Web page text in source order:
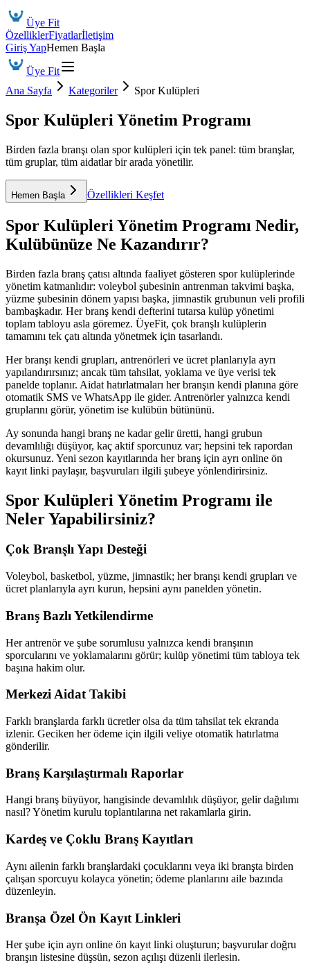
Üye Fit
ÖzelliklerFiyatlarİletişim
Giriş YapHemen Başla
Üye Fit
Ana Sayfa
Kategoriler Spor Kulüpleri
Spor Kulüpleri Yönetim Programı
Birden fazla branşı olan spor kulüpleri için tek panel: tüm branşlar,
tüm gruplar, tüm aidatlar bir arada yönetilir.
Hemen Başla Özellikleri Keşfet
Spor Kulüpleri Yönetim Programı Nedir,
Kulübünüze Ne Kazandırır?
Birden fazla branş çatısı altında faaliyet gösteren spor kulüplerinde
yönetim katmanlıdır: voleybol şubesinin antrenman takvimi başka,
yüzme şubesinin dönem yapısı başka, jimnastik grubunun veli profili
bambaşkadır. Her branş kendi defterini tutarsa kulüp yönetimi
toplam tabloyu asla göremez. ÜyeFit, çok branşlı kulüplerin
tamamını tek çatı altında yönetmek için tasarlandı.
Her branşı kendi grupları, antrenörleri ve ücret planlarıyla ayrı
yapılandırırsınız; ancak tüm tahsilat, yoklama ve üye verisi tek
panelde toplanır. Aidat hatırlatmaları her branşın kendi planına göre
otomatik SMS ve WhatsApp ile gider. Antrenörler yalnızca kendi
gruplarını görür, yönetim ise kulübün bütününü.
Ay sonunda hangi branş ne kadar gelir üretti, hangi grubun
devamlılığı düşüyor, kaç aktif sporcunuz var; hepsini tek rapordan
okursunuz. Yeni sezon kayıtlarında her branş için ayrı online ön
kayıt linki paylaşır, başvuruları ilgili şubeye yönlendirirsiniz.
Spor Kulüpleri Yönetim Programı ile
Neler Yapabilirsiniz?
Çok Branşlı Yapı Desteği
Voleybol, basketbol, yüzme, jimnastik; her branşı kendi grupları ve
ücret planlarıyla ayrı kurun, hepsini aynı panelden yönetin.
Branş Bazlı Yetkilendirme
Her antrenör ve şube sorumlusu yalnızca kendi branşının
sporcularını ve yoklamalarını görür; kulüp yönetimi tüm tabloya tek
başına hakim olur.
Merkezi Aidat Takibi
Farklı branşlarda farklı ücretler olsa da tüm tahsilat tek ekranda
izlenir. Geciken her ödeme için ilgili veliye otomatik hatırlatma
gönderilir.
Branş Karşılaştırmalı Raporlar
Hangi branş büyüyor, hangisinde devamlılık düşüyor, gelir dağılımı
nasıl? Yönetim kurulu toplantılarına net rakamlarla girin.
Kardeş ve Çoklu Branş Kayıtları
Aynı ailenin farklı branşlardaki çocuklarını veya iki branşta birden
çalışan sporcuyu kolayca yönetin; ödeme planlarını aile bazında
düzenleyin.
Branşa Özel Ön Kayıt Linkleri
Her şube için ayrı online ön kayıt linki oluşturun; başvurular doğru
branşın listesine düşsün, sezon açılışı düzenli ilerlesin.